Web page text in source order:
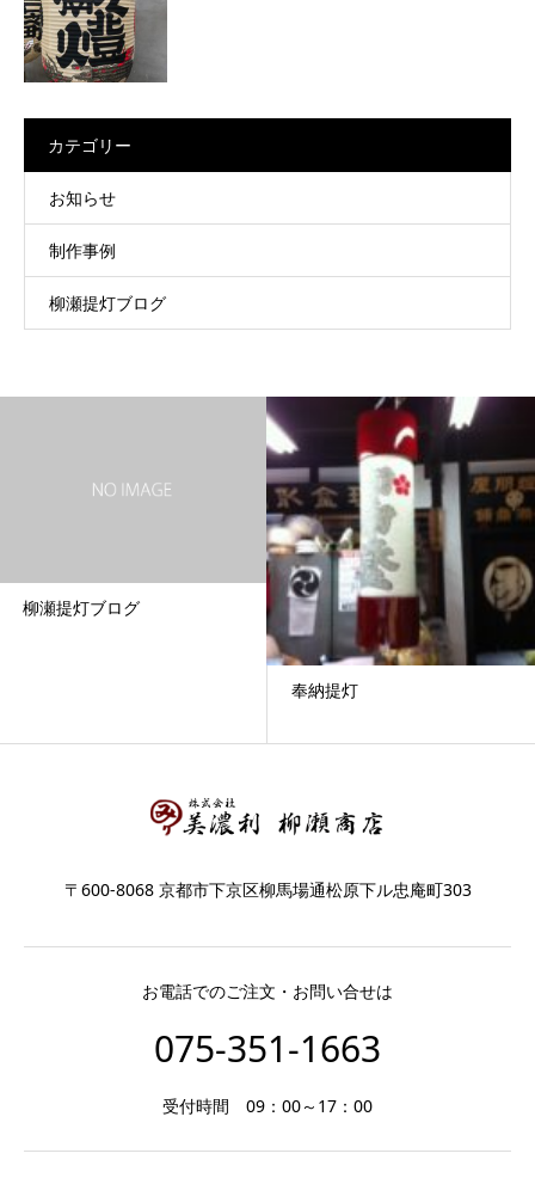
カテゴリー
お知らせ
制作事例
柳瀬提灯ブログ
柳瀬提灯ブログ
奉納提灯
〒600-8068 京都市下京区柳馬場通松原下ル忠庵町303
お電話でのご注文・お問い合せは
075-351-1663
受付時間 09：00～17：00